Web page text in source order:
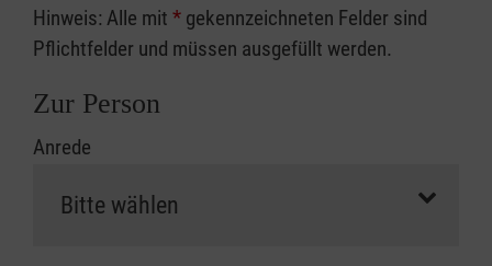
Hinweis: Alle mit * gekennzeichneten Felder sind
Pflichtfelder und müssen ausgefüllt werden.
Zur Person
Anrede